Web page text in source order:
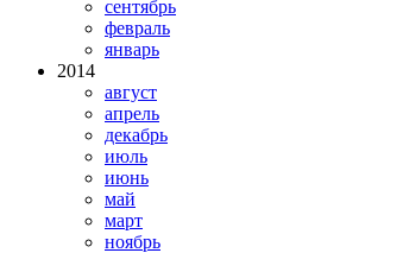
сентябрь
февраль
январь
2014
август
апрель
декабрь
июль
июнь
май
март
ноябрь